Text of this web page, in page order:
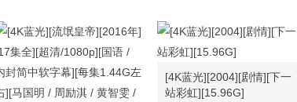
[1G]
[4K蓝光][2004][剧情][下一
站彩虹][15.96G]